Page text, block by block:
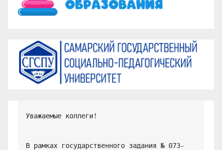
Уважаемые коллеги!
В рамках государственного задания № 073-